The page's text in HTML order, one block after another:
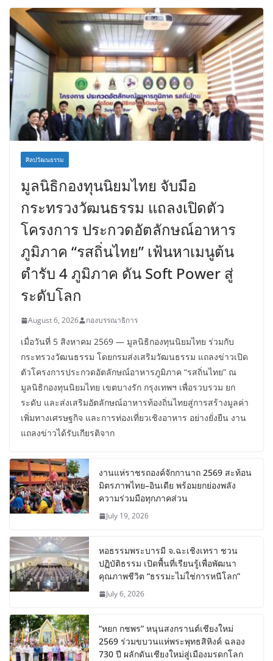
ศิลปวัฒนธรรม
มูลนิธิกองทุนนิยมไทย จับมือ
กระทรวงวัฒนธรรม แถลงเปิดตัว
โครงการ ประกวดอัตลักษณ์อาหาร
ภูมิภาค “รสถิ่นไทย” เฟ้นหาเมนูต้น
ตำรับ 4 ภูมิภาค ดัน Soft Power สู่
ระดับโลก
August 6, 2026 กองบรรณาธิการ
เมื่อวันที่ 5 สิงหาคม 2569 — มูลนิธิกองทุนนิยมไทย ร่วมกับ
กระทรวงวัฒนธรรม โดยกรมส่งเสริมวัฒนธรรม แถลงข่าวเปิด
ตัวโครงการประกวดอัตลักษณ์อาหารภูมิภาค “รสถิ่นไทย” ณ
มูลนิธิกองทุนนิยมไทย เขตบางรัก กรุงเทพฯ เพื่อรวบรวม ยก
ระดับ และส่งเสริมอัตลักษณ์อาหารท้องถิ่นไทยสู่การสร้างมูลค่า
เพิ่มทางเศรษฐกิจ และการท่องเที่ยวเชิงอาหาร อย่างยั่งยืน งาน
แถลงข่าวได้รับเกียรติจาก
งานแห่ราชรถองค์จักกานาถ 2569 สะท้อน
มิตรภาพไทย–อินเดีย พร้อมยกย่องพลัง
ความร่วมมือทุกภาคส่วน
July 19, 2026
หอธรรมพระบารมี จ.ฉะเชิงเทรา ชวน
ปฏิบัติธรรม เปิดพื้นที่เรียนรู้เพื่อพัฒนา
คุณภาพชีวิต “ธรรมะไม่ใช่การหนีโลก”
July 6, 2026
“หยก กชพร” หนุนสงกรานต์เชียงใหม่
2569 ร่วมขบวนแห่พระพุทธสิหิงค์ ฉลอง
730 ปี ผลักดันเชียงใหม่สู่เมืองมรดกโลก